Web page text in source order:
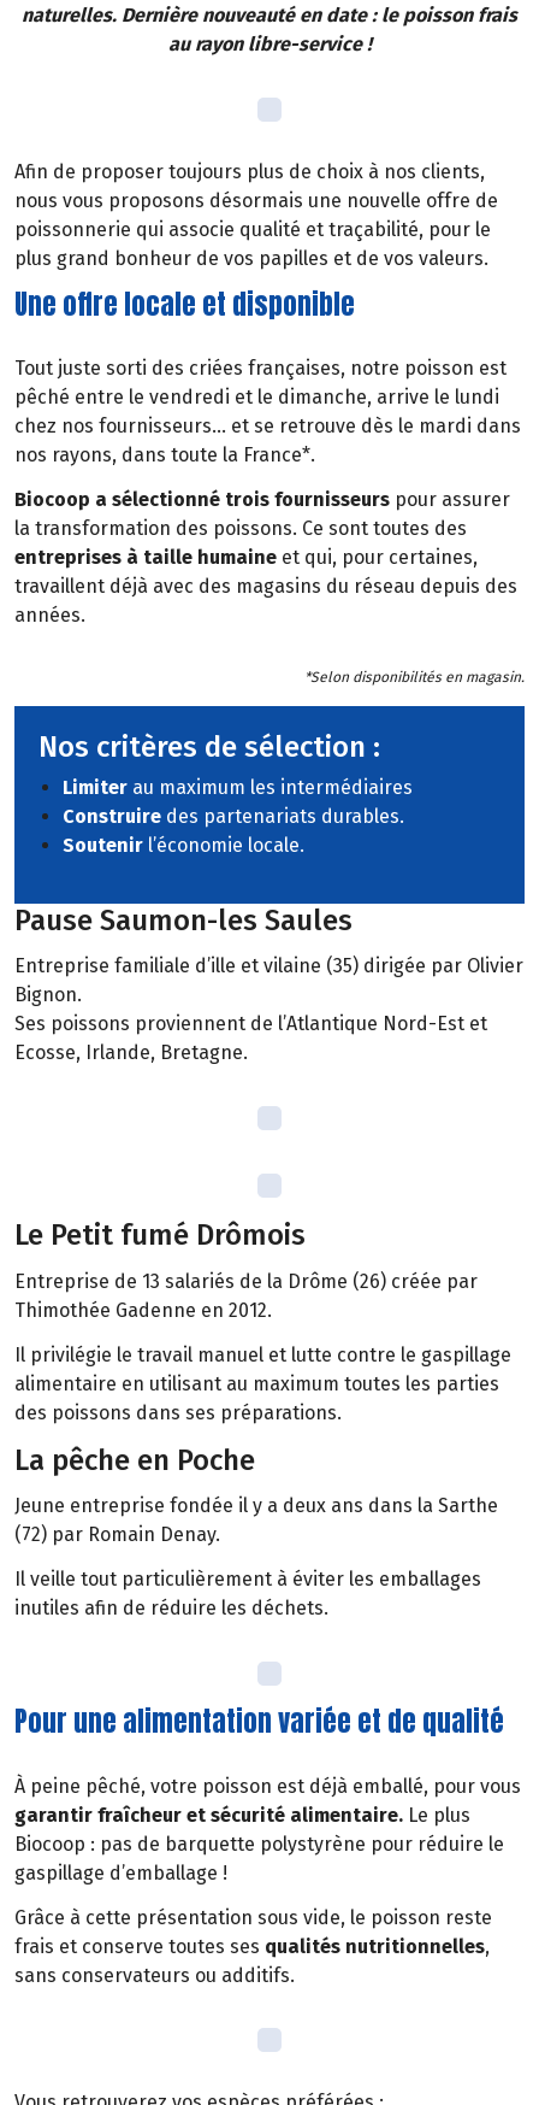
naturelles. Dernière nouveauté en date : le poisson frais
au rayon libre-service !
Afin de proposer toujours plus de choix à nos clients,
nous vous proposons désormais une nouvelle offre de
poissonnerie qui associe qualité et traçabilité, pour le
plus grand bonheur de vos papilles et de vos valeurs.
Une offre locale et disponible
Tout juste sorti des criées françaises, notre poisson est
pêché entre le vendredi et le dimanche, arrive le lundi
chez nos fournisseurs… et se retrouve dès le mardi dans
nos rayons, dans toute la France*.
Biocoop a sélectionné trois fournisseurs pour assurer
la transformation des poissons. Ce sont toutes des
entreprises à taille humaine et qui, pour certaines,
travaillent déjà avec des magasins du réseau depuis des
années.
*Selon disponibilités en magasin.
Nos critères de sélection :
Limiter au maximum les intermédiaires
Construire des partenariats durables.
Soutenir l’économie locale.
Pause Saumon-les Saules
Entreprise familiale d’ille et vilaine (35) dirigée par Olivier
Bignon.
Ses poissons proviennent de l’Atlantique Nord-Est et
Ecosse, Irlande, Bretagne.
Le Petit fumé Drômois
Entreprise de 13 salariés de la Drôme (26) créée par
Thimothée Gadenne en 2012.
Il privilégie le travail manuel et lutte contre le gaspillage
alimentaire en utilisant au maximum toutes les parties
des poissons dans ses préparations.
La pêche en Poche
Jeune entreprise fondée il y a deux ans dans la Sarthe
(72) par Romain Denay.
Il veille tout particulièrement à éviter les emballages
inutiles afin de réduire les déchets.
Pour une alimentation variée et de qualité
À peine pêché, votre poisson est déjà emballé, pour vous
garantir fraîcheur et sécurité alimentaire. Le plus
Biocoop : pas de barquette polystyrène pour réduire le
gaspillage d’emballage !
Grâce à cette présentation sous vide, le poisson reste
frais et conserve toutes ses qualités nutritionnelles,
sans conservateurs ou additifs.